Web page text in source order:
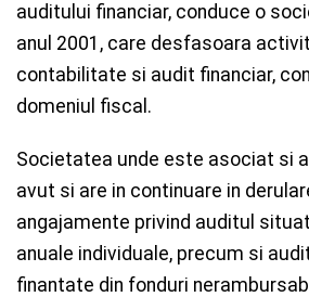
auditului financiar, conduce o
anul 2001, care desfasoara
contabilitate si audit financiar,
domeniul fiscal.
Societatea unde este asociat si
avut si are in continuare in
angajamente privind auditul
anuale individuale, precum si
finantate din fonduri